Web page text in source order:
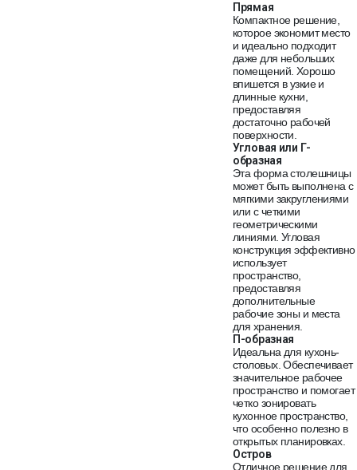
Прямая
Компактное решение,
которое экономит место
и идеально подходит
даже для небольших
помещений. Хорошо
впишется в узкие и
длинные кухни,
предоставляя
достаточно рабочей
поверхности.
Угловая или Г-
образная
Эта форма столешницы
может быть выполнена с
мягкими закруглениями
или с четкими
геометрическими
линиями. Угловая
конструкция эффективно
использует
пространство,
предоставляя
дополнительные
рабочие зоны и места
для хранения.
П-образная
Идеальна для кухонь-
столовых. Обеспечивает
значительное рабочее
пространство и помогает
четко зонировать
кухонное пространство,
что особенно полезно в
открытых планировках.
Остров
Отличное решение для